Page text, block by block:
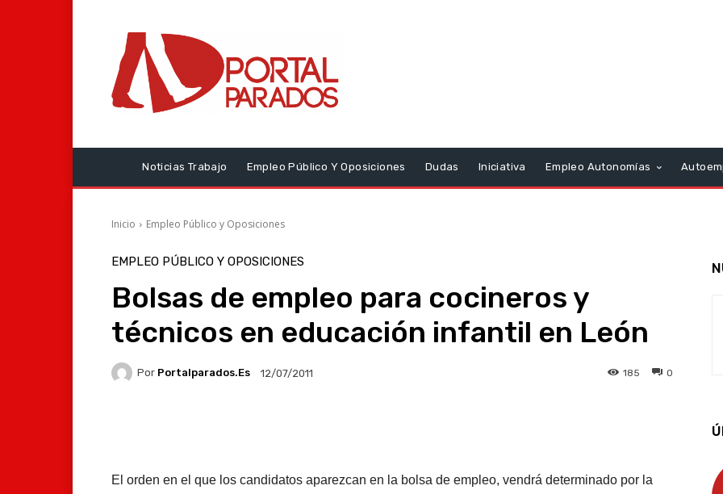
Noticias Trabajo Empleo Público Y Oposiciones Dudas Iniciativa Empleo Autonomías
Inicio Empleo Público y Oposiciones
EMPLEO PÚBLICO Y OPOSICIONES
Bolsas de empleo para cocineros y
técnicos en educación infantil en León
Por Portalparados.es 12/07/2011 0
185
El orden en el que los candidatos aparezcan en la bolsa de empleo, vendrá determinado por la